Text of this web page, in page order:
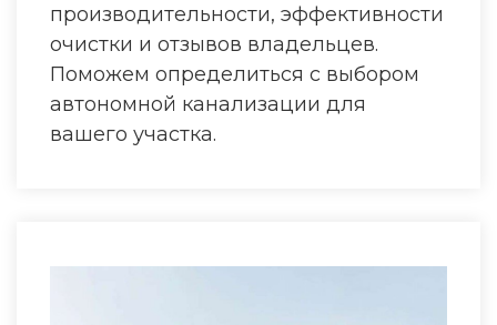
производительности, эффективности
очистки и отзывов владельцев.
Поможем определиться с выбором
автономной канализации для
вашего участка.